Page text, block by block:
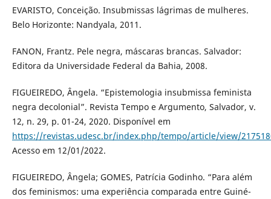
EVARISTO, Conceição. Insubmissas lágrimas de mulheres.
Belo Horizonte: Nandyala, 2011.
FANON, Frantz. Pele negra, máscaras brancas. Salvador:
Editora da Universidade Federal da Bahia, 2008.
FIGUEIREDO, Ângela. “Epistemologia insubmissa feminista
negra decolonial”. Revista Tempo e Argumento, Salvador, v.
12, n. 29, p. 01-24, 2020. Disponível em
https://revistas.udesc.br/index.php/tempo/article/view/
Acesso em 12/01/2022.
FIGUEIREDO, Ângela; GOMES, Patrícia Godinho. “Para além
dos feminismos: uma experiência comparada entre Guiné-